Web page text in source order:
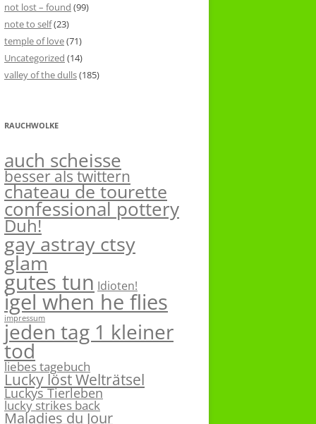
not lost – found (99)
note to self(23)
temple of love(71)
Uncategorized (14)
valley of the dulls(185)
RAUCHWOLKE
auch scheisse
besser als twittern
chateau de tourette
confessional pottery
Duh!
gay astray ctsy
glam
gutes tun Idioten!
igel when he flies
impressum
jeden tag 1 kleiner
tod
liebes tagebuch
Lucky löst Welträtsel
Luckys Tierleben
lucky strikes back
Maladies du Jour